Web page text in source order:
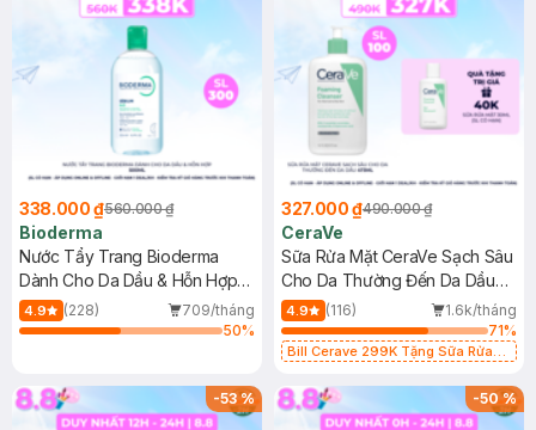
338.000 ₫560.000 ₫
Bioderma
Nước Tẩy Trang Bioderma
Dành Cho Da Dầu & Hỗn Hợp
500ml
4.9 (228)
709/tháng
50%
327.000 ₫490.000 ₫
CeraVe
Sữa Rửa Mặt CeraVe Sạch Sâu
Cho Da Thường Đến Da Dầu
473ml
4.9 (116)
1.6k/tháng
71%
Bill Cerave 299K Tặng Sữa Rửa
-53% -50%